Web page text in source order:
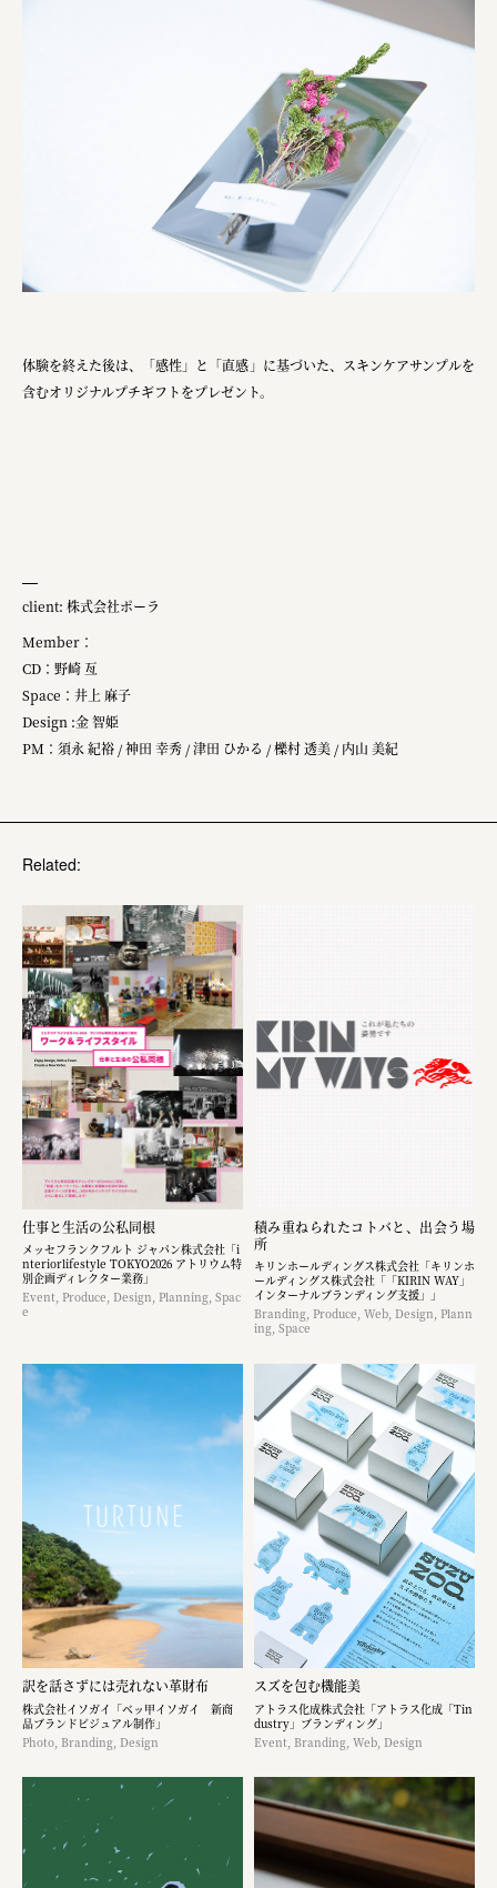
体験を終えた後は、「感性」と「直感」に基づいた、スキンケアサンプルを
含むオリジナルプチギフトをプレゼント。
client: 株式会社ポーラ
Member：
CD：野崎 亙
Space：井上 麻子
Design :金 智姫
PM：須永 紀裕 / 神田 幸秀 / 津田 ひかる / 櫟村 透美 / 内山 美紀
Related:
仕事と生活の公私同根
メッセフランクフルト ジャパン株式会社「i
nteriorlifestyle TOKYO2026 アトリウム特
別企画ディレクター業務」
Event, Produce, Design, Planning, Spac
e
積み重ねられたコトバと、出会う場
所
キリンホールディングス株式会社「キリンホ
ールディングス株式会社「「KIRIN WAY」
インターナルブランディング支援」」
Branding, Produce, Web, Design, Plann
ing, Space
訳を話さずには売れない革財布
株式会社イソガイ「ベッ甲イソガイ 新商
品ブランドビジュアル制作」
Photo, Branding, Design
スズを包む機能美
アトラス化成株式会社「アトラス化成「Tin
dustry」ブランディング」
Event, Branding, Web, Design